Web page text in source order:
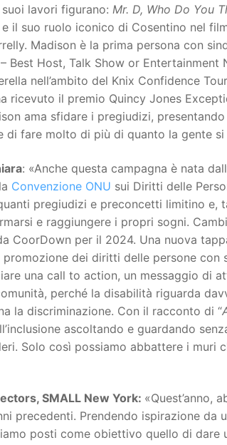
lavori figurano: Mr. D, Who Do You
il suo ruolo iconico di Cosentino nel
Madison è la prima persona con
Best Host, Talk Show or Entertainment
nell’ambito del Knix Confidence
ricevuto il premio Quincy Jones
ama sfidare i pregiudizi,
fare molto di più di quanto la gente
: «Anche questa campagna è nata
Convenzione ONU sui Diritti delle
pregiudizi e preconcetti limitino e,
e raggiungere i propri sogni.
CoorDown per il 2024. Una nuova
dei diritti delle persone con
una call to action, un messaggio di
perché la disabilità riguarda
la discriminazione. Con il racconto di “
ascoltando e guardando
Solo così possiamo abbattere i muri
SMALL New York: «Quest’anno,
precedenti. Prendendo ispirazione da
posti come obiettivo quello di dare